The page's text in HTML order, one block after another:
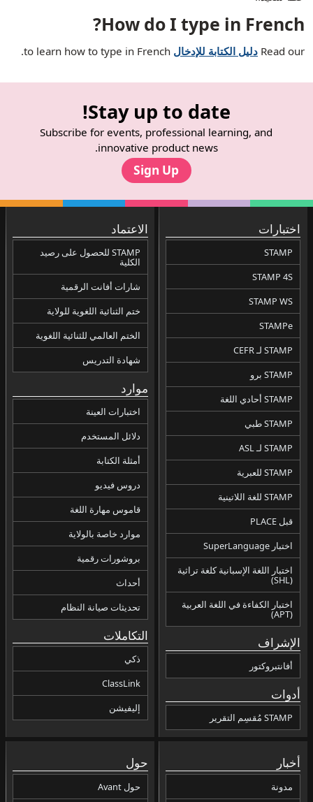
How do I type in French?
Read our دليل الكتابة للإدخالto learn how to type in French.
Stay up to date!
Subscribe for events, professional learning, and
innovative product news.
Sign Up
اختبارات
STAMP
STAMP 4S
STAMP WS
STAMPe
STAMP لـ CEFR
STAMP برو
STAMP أحادي اللغة
STAMP طبي
STAMP لـ ASL
STAMP للعبرية
STAMP للغة اللاتينية
قبل PLACE
اختبار SuperLanguage
اختبار اللغة الإسبانية كلغة تراثية
اختبار الكفاءة في اللغة العربية
الإشراف
أفانتبروكتور
أدوات
STAMP مُقسِم التقرير
الاعتماد
STAMP للحصول على رصيد
الكلية
شارات أفانت الرقمية
ختم الثنائية اللغوية للولاية
الختم العالمي للثنائية اللغوية
شهادة التدريس
موارد
اختبارات العينة
دلائل المستخدم
أمثلة الكتابة
دروس فيديو
قاموس مهارة اللغة
موارد خاصة بالولاية
بروشورات رقمية
أحداث
تحديثات صيانة النظام
التكاملات
ذكي
ClassLink
إليفيشن
أخبار
مدونة
حول
حول Avant